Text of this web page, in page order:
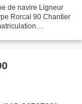
de navire Ligneur
Rorcal 90 Chantier